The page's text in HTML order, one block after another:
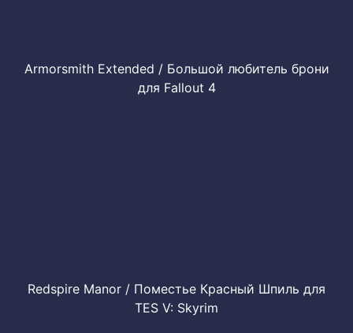
Armorsmith Extended / Большой любитель брони
для Fallout 4
Redspire Manor / Поместье Красный Шпиль для
TES V: Skyrim